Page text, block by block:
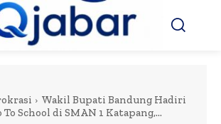
Wakil Bupati Bandung Hadiri
To School di SMAN 1 Katapang,...